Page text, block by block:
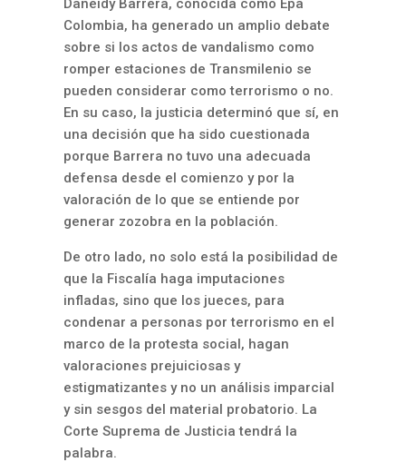
Colombia, ha generado un amplio debate
sobre si los actos de vandalismo como
romper estaciones de Transmilenio se
pueden considerar como terrorismo o no.
En su caso, la justicia determinó que sí, en
una decisión que ha sido cuestionada
porque Barrera no tuvo una adecuada
defensa desde el comienzo y por la
valoración de lo que se entiende por
generar zozobra en la población.
De otro lado, no solo está la posibilidad de
que la Fiscalía haga imputaciones
infladas, sino que los jueces, para
condenar a personas por terrorismo en el
marco de la protesta social, hagan
valoraciones prejuiciosas y
estigmatizantes y no un análisis imparcial
y sin sesgos del material probatorio. La
Corte Suprema de Justicia tendrá la
palabra.